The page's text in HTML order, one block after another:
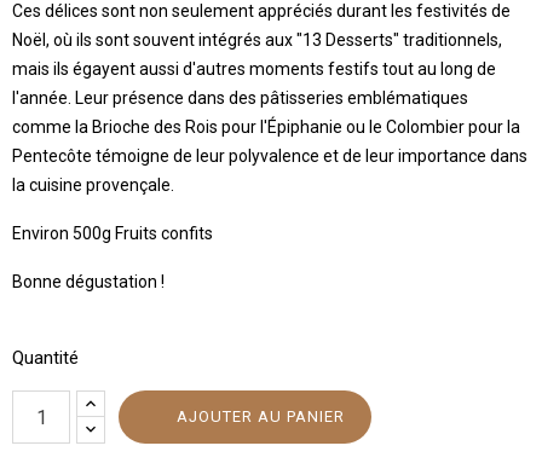
Ces délices sont non seulement appréciés durant les festivités de
Noël, où ils sont souvent intégrés aux "13 Desserts" traditionnels,
mais ils égayent aussi d'autres moments festifs tout au long de
l'année. Leur présence dans des pâtisseries emblématiques
comme la Brioche des Rois pour l'Épiphanie ou le Colombier pour la
Pentecôte témoigne de leur polyvalence et de leur importance dans
la cuisine provençale.
Environ 500g Fruits confits
Bonne dégustation !
Quantité
AJOUTER AU PANIER